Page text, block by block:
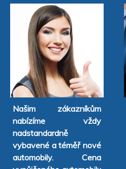
Našim zákazníkům
nabízíme vždy
nadstandardně
vybavené a téměř nové
automobily. Cena